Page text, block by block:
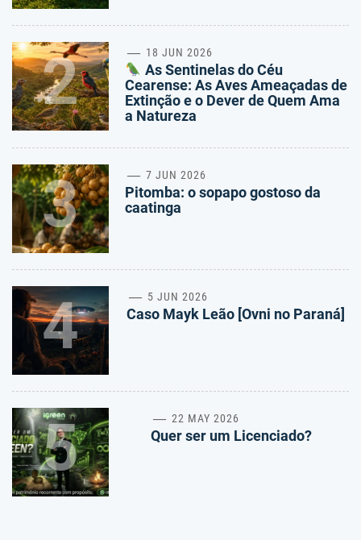
2 18 JUN 2026
As Sentinelas do Céu
Cearense: As Aves Ameaçadas de
Extinção e o Dever de Quem Ama
a Natureza
3 7 JUN 2026
Pitomba: o sopapo gostoso da
caatinga
4 5 JUN 2026
Caso Mayk Leão [Ovni no Paraná]
5 22 MAY 2026
Quer ser um Licenciado?